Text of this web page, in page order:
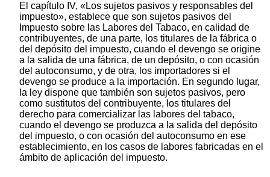
El capítulo IV, «Los sujetos pasivos y responsables del
impuesto», establece que son sujetos pasivos del
Impuesto sobre las Labores del Tabaco, en calidad de
contribuyentes, de una parte, los titulares de la fábrica o
del depósito del impuesto, cuando el devengo se origine
a la salida de una fábrica, de un depósito, o con ocasión
del autoconsumo, y de otra, los importadores si el
devengo se produce a la importación. En segundo lugar,
la ley dispone que también son sujetos pasivos, pero
como sustitutos del contribuyente, los titulares del
derecho para comercializar las labores del tabaco,
cuando el devengo se produzca a la salida del depósito
del impuesto, o con ocasión del autoconsumo en ese
establecimiento, en los casos de labores fabricadas en el
ámbito de aplicación del impuesto.